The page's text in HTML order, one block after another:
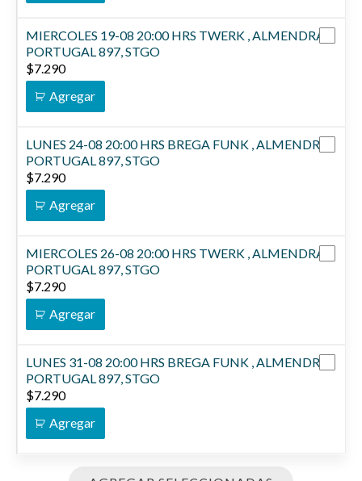
MIERCOLES 19-08 20:00 HRS TWERK , ALMENDRA,
PORTUGAL 897, STGO
$7.290
Agregar
LUNES 24-08 20:00 HRS BREGA FUNK , ALMENDRA,
PORTUGAL 897, STGO
$7.290
Agregar
MIERCOLES 26-08 20:00 HRS TWERK , ALMENDRA,
PORTUGAL 897, STGO
$7.290
Agregar
LUNES 31-08 20:00 HRS BREGA FUNK , ALMENDRA,
PORTUGAL 897, STGO
$7.290
Agregar